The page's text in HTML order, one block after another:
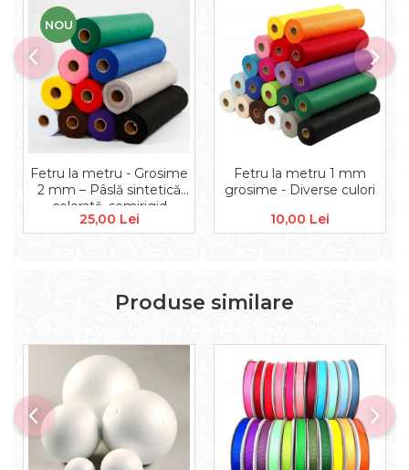
Ustensile, aparate
Cutter, trimmer
Perforatoare
Pistoale de lipit
Traforaj, pirogravura
Ustensile
Polistiren
Ceramica
Accesorii floristica
Hartie creponata
Design cofetarie
Forme pentru turnat ciocolata
Mozaic
Pictura pe fata si corp
NOU
Fetru la metru - Grosime
2 mm – Pâslă sintetică
colorată, semirigid
25,00 Lei
Fetru la metru 1 mm
grosime - Diverse culori
10,00 Lei
Produse similare